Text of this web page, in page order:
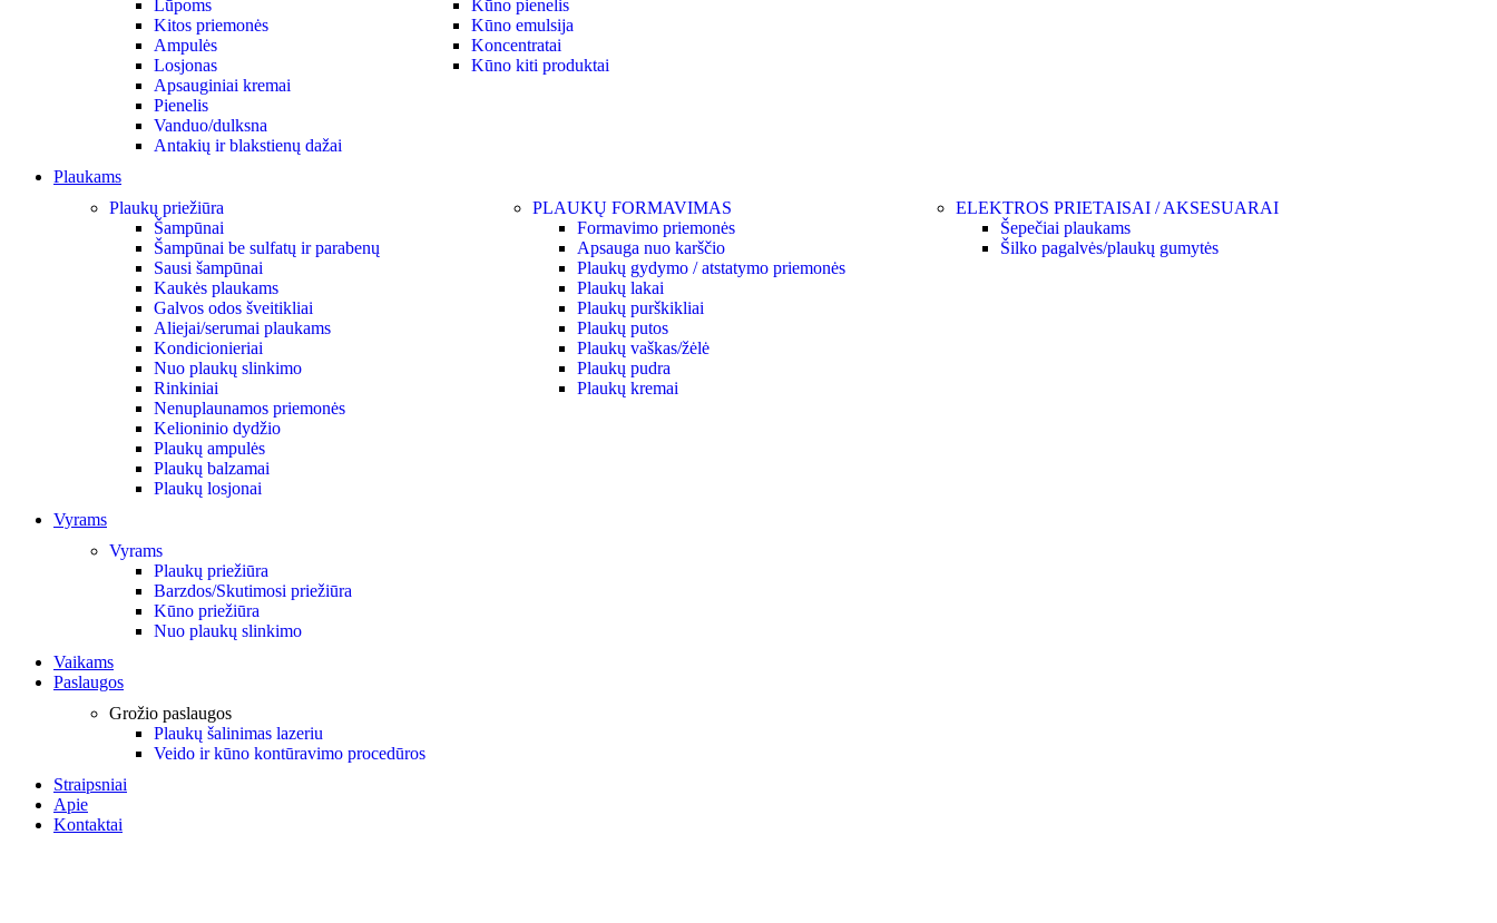
Lūpoms
Kitos priemonės
Ampulės
Losjonas
Apsauginiai kremai
Pienelis
Vanduo/dulksna
Antakių ir blakstienų dažai
Kūno pienelis
Kūno emulsija
Koncentratai
Kūno kiti produktai
Plaukams
Plaukų priežiūra
Šampūnai
Šampūnai be sulfatų ir parabenų
Sausi šampūnai
Kaukės plaukams
Galvos odos šveitikliai
Aliejai/serumai plaukams
Kondicionieriai
Nuo plaukų slinkimo
Rinkiniai
Nenuplaunamos priemonės
Kelioninio dydžio
Plaukų ampulės
Plaukų balzamai
Plaukų losjonai
PLAUKŲ FORMAVIMAS
Formavimo priemonės
Apsauga nuo karščio
Plaukų gydymo / atstatymo priemonės
Plaukų lakai
Plaukų purškikliai
Plaukų putos
Plaukų vaškas/žėlė
Plaukų pudra
Plaukų kremai
ELEKTROS PRIETAISAI / AKSESUARAI
Šepečiai plaukams
Šilko pagalvės/plaukų gumytės
Vyrams
Vyrams
Plaukų priežiūra
Barzdos/Skutimosi priežiūra
Kūno priežiūra
Nuo plaukų slinkimo
Vaikams
Paslaugos
Grožio paslaugos
Plaukų šalinimas lazeriu
Veido ir kūno kontūravimo procedūros
Straipsniai
Apie
Kontaktai